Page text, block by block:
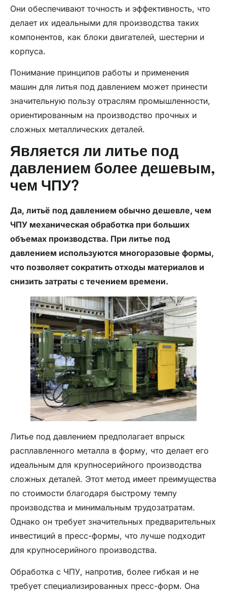
Они обеспечивают точность и эффективность, что
делает их идеальными для производства таких
компонентов, как блоки двигателей, шестерни и
корпуса.
Понимание принципов работы и применения
машин для литья под давлением может принести
значительную пользу отраслям промышленности,
ориентированным на производство прочных и
сложных металлических деталей.
Является ли литье под
давлением более дешевым,
чем ЧПУ?
Да, литьё под давлением обычно дешевле, чем
ЧПУ механическая обработка при больших
объемах производства. При литье под
давлением используются многоразовые формы,
что позволяет сократить отходы материалов и
снизить затраты с течением времени.
Литье под давлением предполагает впрыск
расплавленного металла в форму, что делает его
идеальным для крупносерийного производства
сложных деталей. Этот метод имеет преимущества
по стоимости благодаря быстрому темпу
производства и минимальным трудозатратам.
Однако он требует значительных предварительных
инвестиций в пресс-формы, что лучше подходит
для крупносерийного производства.
Обработка с ЧПУ, напротив, более гибкая и не
требует специализированных пресс-форм. Она